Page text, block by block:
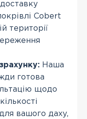
Cobert
території
Наша
готова
щодо
вашого даху,